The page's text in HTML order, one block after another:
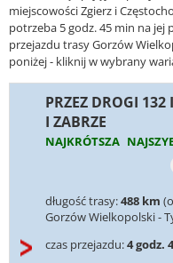
miejscowości Zgierz i
potrzeba 5 godz. 45 min na jej
przejazdu trasy Gorzów
poniżej - kliknij w wybrany
PRZEZ DROGI 132
I ZABRZE
NAJKRÓTSZA
długość trasy:488 km
Gorzów Wielkopolski -
czas przejazdu:4 godz.